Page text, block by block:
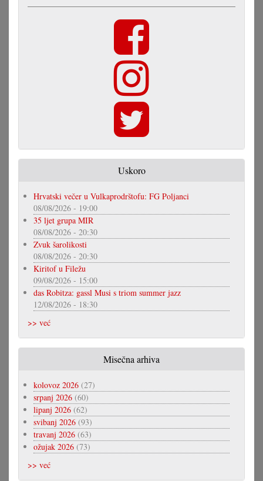
Uskoro
Hrvatski večer u Vulkaprodrštofu: FG Poljanci
08/08/2026 - 19:00
35 ljet grupa MIR
08/08/2026 - 20:30
Zvuk šarolikosti
08/08/2026 - 20:30
Kiritof u Filežu
09/08/2026 - 15:00
das Robitza: gassl Musi s triom summer jazz
12/08/2026 - 18:30
>> već
Misečna arhiva
kolovoz 2026 (27)
srpanj 2026 (60)
lipanj 2026 (62)
svibanj 2026 (93)
travanj 2026 (63)
ožujak 2026 (73)
>> već